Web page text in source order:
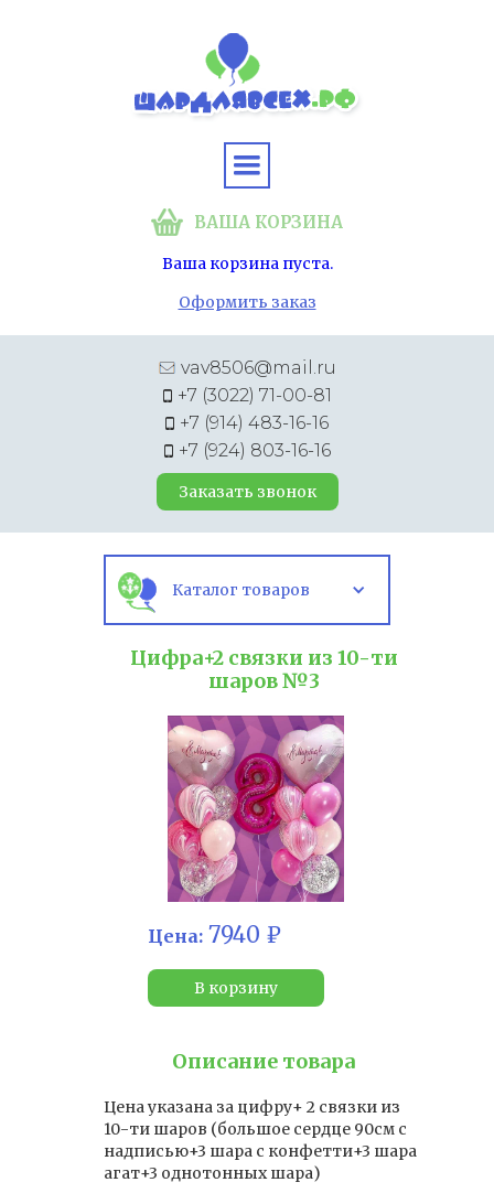
ВАША КОРЗИНА
Ваша корзина пуста.
Оформить заказ
vav8506@mail.ru
+7 (3022) 71-00-81
+7 (914) 483-16-16
+7 (924) 803-16-16
Заказать звонок
Каталог товаров
Цифра+2 связки из 10-ти
шаров №3
Цена: 7940 ₽
В корзину
Описание товара
Цена указана за цифру+ 2 связки из
10-ти шаров (большое сердце 90см с
надписью+3 шара с конфетти+3 шара
агат+3 однотонных шара)